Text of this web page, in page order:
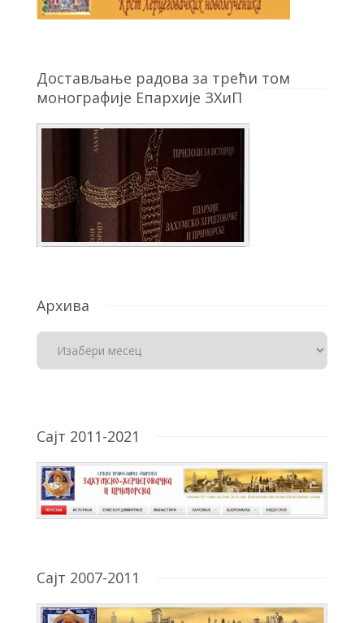
Достављање радова за трећи том
монографије Епархије ЗХиП
Архива
Сајт 2011-2021
Сајт 2007-2011